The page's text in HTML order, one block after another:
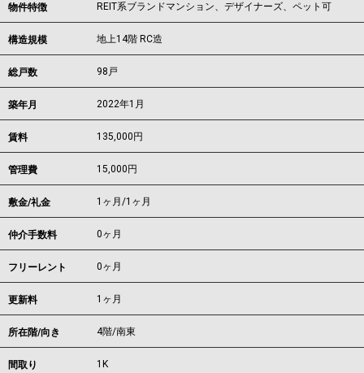
物件特徴 REIT系ブランドマンション、デザイナーズ、ペット可
構造規模 地上14階 RC造
総戸数 98戸
築年月 2022年1月
賃料 135,000 円
管理費 15,000円
敷金/礼金 1ヶ月/1ヶ月
仲介手数料 0ヶ月
フリーレント 0ヶ月
更新料 1ヶ月
所在階/向き 4階/南東
間取り 1K